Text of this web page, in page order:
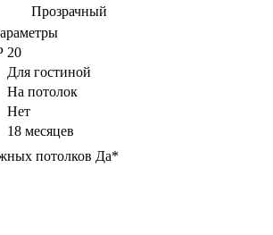
Прозрачный
20
Для гостиной
На потолок
Нет
18 месяцев
потолков Да*